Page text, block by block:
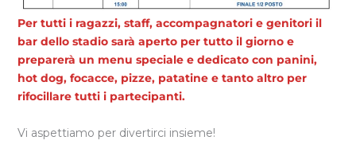
Per tutti i ragazzi, staff, accompagnatori e genitori il
bar dello stadio sarà aperto per tutto il giorno e
preparerà un menu speciale e dedicato con panini,
hot dog, focacce, pizze, patatine e tanto altro per
rifocillare tutti i partecipanti.
Vi aspettiamo per divertirci insieme!